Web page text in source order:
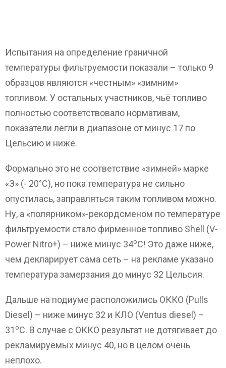
Испытания на определение граничной
температуры фильтруемости показали – только 9
образцов являются «честным» «зимним»
топливом. У остальных участников, чьё топливо
полностью соответствовало нормативам,
показатели легли в диапазоне от минус 17 по
Цельсию и ниже.
Формально это не соответствие «зимней» марке
«З» (- 20°С), но пока температура не сильно
опустилась, заправляться таким топливом можно.
Ну, а «полярником»-рекордсменом по температуре
фильтруемости стало фирменное топливо Shell (V-
Power Nitro+) – ниже минус 34оС! Это даже ниже,
чем декларирует сама сеть – на рекламе указано
температура замерзания до минус 32 Цельсия.
Дальше на подиуме расположились ОККО (Pulls
Diesel) – ниже минус 32 и КЛО (Ventus diesel) –
31оС. В случае с ОККО результат не дотягивает до
рекламируемых минус 40, но в целом очень
неплохо.